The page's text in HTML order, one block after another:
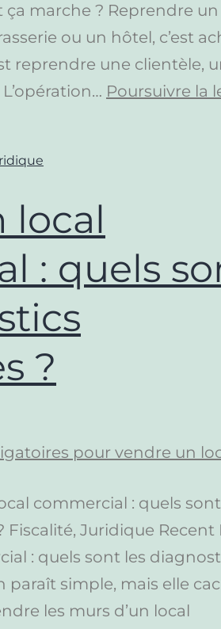
marche ? Reprendre un
ou un hôtel, c’est
reprendre une clientèle,
Poursuivre la
local
: quels
?
commercial : quels
Juridique Recent
: quels sont les
paraît simple, mais elle
les murs d’un local